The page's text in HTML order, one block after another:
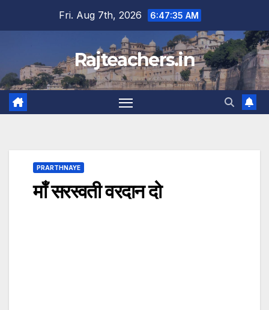
Fri. Aug 7th, 2026 6:47:35 AM
Rajteachers.in
PRARTHNAYE
माँ सरस्वती वरदान दो